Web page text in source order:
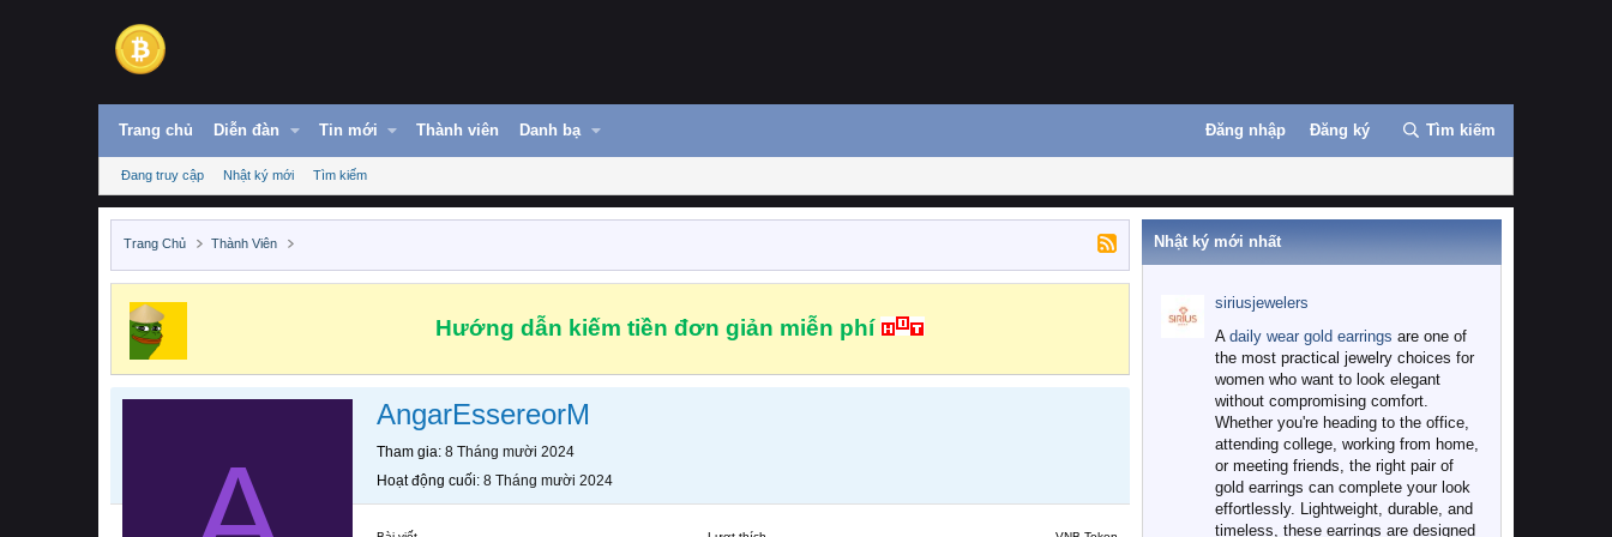
Trang chủ Diễn đàn Tin mới Thành viên Danh bạ Đăng nhập Đăng ký Tìm kiếm
Đang truy cập Nhật ký mới Tìm kiếm
Trang Chủ Thành Viên
Hướng dẫn kiếm tiền đơn giản miễn phí
AngarEssereorM
Tham gia 8 Tháng mười 2024
Hoạt động cuối 8 Tháng mười 2024
Nhật ký mới nhất
siriusjewelers
A daily wear gold earrings are one of
the most practical jewelry choices for
women who want to look elegant
without compromising comfort.
Whether you're heading to the office,
attending college, working from home,
or meeting friends, the right pair of
gold earrings can complete your look
effortlessly. Lightweight, durable, and
timeless, these earrings are designed